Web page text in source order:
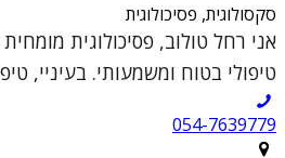
סקסולוגית, פסיכולוגית
אני רחל טולוב, פסיכולוגית
טיפולי בטוח ומשמעותי. בעיניי,
054-7639779